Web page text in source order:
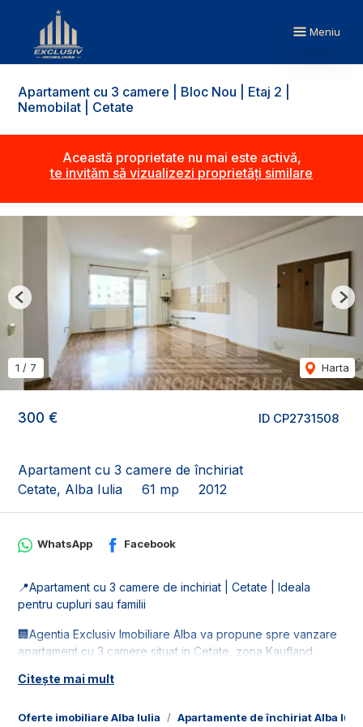
Meniu
Apartament cu 3 camere | Bloc Nou | Etaj 2 |
Nemobilat | Cetate
Această proprietate nu mai este activă,
te invităm să vizualizezi proprietăți similare
ID CP2731508
300 €
Apartament cu 3 camere de închiriat
Cetate, Alba Iulia
61 mp 2012
1 / 7 Harta
Previous
Oferte imobiliare Alba Iulia Apartamente de închiriat Alba Iulia
WhatsApp Facebook
📍Apartament cu 3 camere de inchiriat | Cetate | Ideala
pentru cupluri sau familii
🏢Agentia Exclusiv Imobiliare Alba va propune spre vanzare
apartament cu 3 camere situat in Cetate, zona Kaufland.
Imobilul este bine pozitionat, fiind in apropiere de magazine,
Citește mai mult